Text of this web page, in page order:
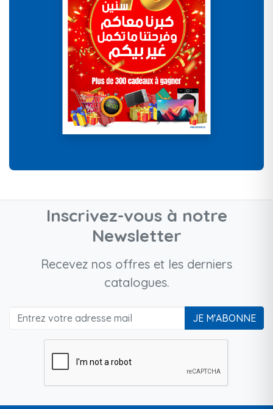
Inscrivez-vous à notre
Newsletter
Recevez nos offres et les derniers
catalogues.
JE M'ABONNE